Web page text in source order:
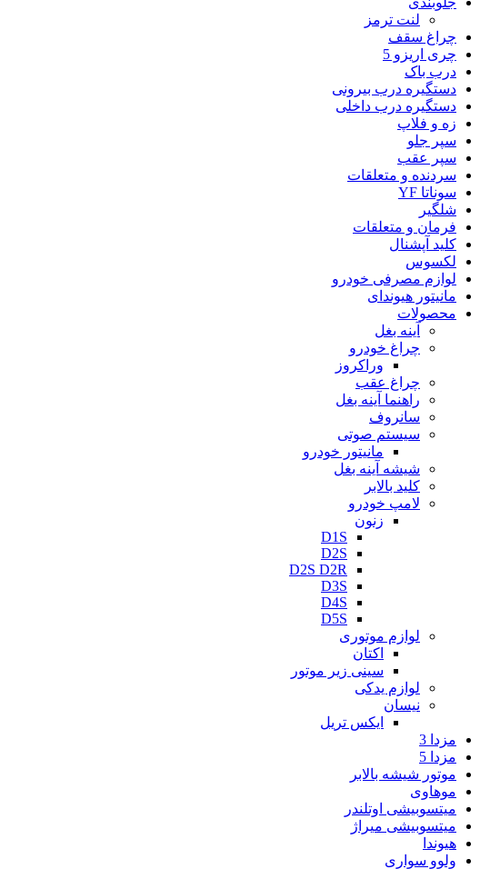
لنت ترمز
چراغ سقف
چری اریزو 5
درب باک
دستگیره درب بیرونی
دستگیره درب داخلی
زه و فلاپ
سپر جلو
سپر عقب
سردنده و متعلقات
سوناتا YF
شلگیر
فرمان و متعلقات
کلید آپشنال
لکسوس
لوازم مصرفی خودرو
مانیتور هیوندای
محصولات
آینه بغل
چراغ خودرو
وراکروز
چراغ عقب
راهنما آینه بغل
سانروف
سیستم صوتی
مانیتور خودرو
شیشه آینه بغل
کلید بالابر
لامپ خودرو
زنون
D1S
D2S
D2S D2R
D3S
D4S
D5S
لوازم موتوری
اکتان
سینی زیر موتور
لوازم یدکی
نیسان
ایکس تریل
مزدا 3
مزدا 5
موتور شیشه بالابر
موهاوی
میتسوبیشی اوتلندر
میتسوبیشی میراژ
هیوندا
ولوو سواری